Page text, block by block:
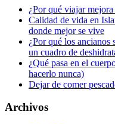
¿Por qué viajar
Calidad de vida en
donde mejor se vive
¿Por qué los
un cuadro de
¿Qué pasa en el
hacerlo nunca)
Dejar de comer
Archivos